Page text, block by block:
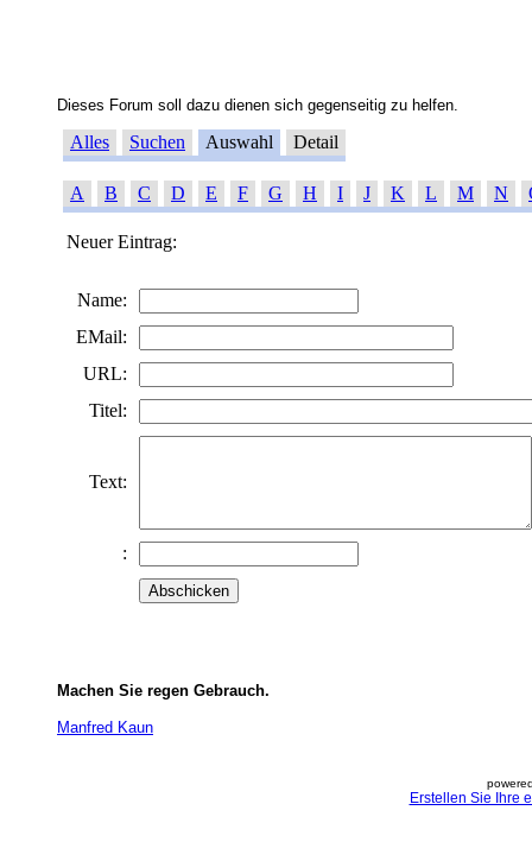
Dieses Forum soll dazu dienen sich gegenseitig zu helfen.
Alles Suchen Auswahl Detail
A B C D E F G H I J K L M N
Neuer Eintrag:
Name:
EMail:
URL:
Titel:
Text:
:
Machen Sie regen Gebrauch.
Manfred Kaun
Erstellen Sie Ihre